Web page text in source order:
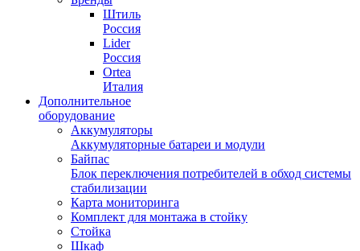
Штиль
Россия
Lider
Россия
Ortea
Италия
Дополнительное
оборудование
Аккумуляторы
Аккумуляторные батареи и модули
Байпас
Блок переключения потребителей в обход системы
стабилизации
Карта мониторинга
Комплект для монтажа в стойку
Стойка
Шкаф